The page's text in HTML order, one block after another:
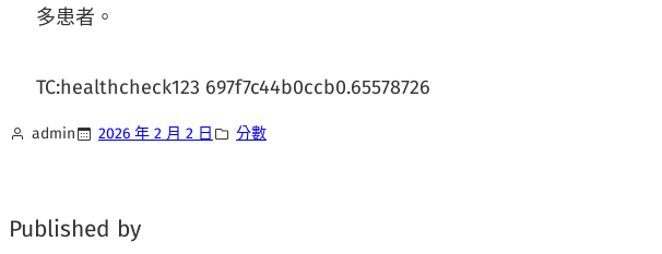
多患者。
TC:healthcheck123 697f7c44b0ccb0.65578726
admin 2026 年 2 月 2 日 分數
Published by